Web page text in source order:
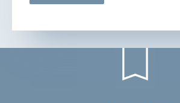
vom
Ausstellung
Ruhrmuseum